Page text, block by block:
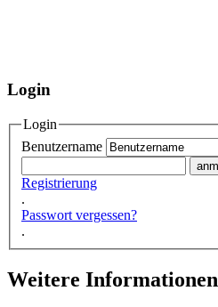
Login
Login
Benutzername
Registrierung
.
Passwort vergessen?
.
Weitere Informationen